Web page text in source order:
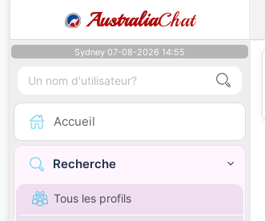
AustraliaChat
Sydney 07-08-2026 14:55
Accueil
Recherche
Tous les profils